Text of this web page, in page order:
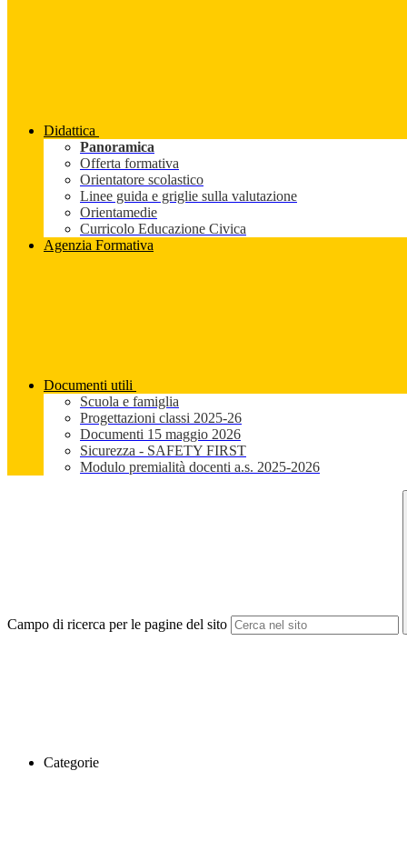
Didattica
Panoramica
Offerta formativa
Orientatore scolastico
Linee guida e griglie sulla valutazione
Orientamedie
Curricolo Educazione Civica
Agenzia Formativa
Documenti utili
Scuola e famiglia
Progettazioni classi 2025-26
Documenti 15 maggio 2026
Sicurezza - SAFETY FIRST
Modulo premialità docenti a.s. 2025-2026
Campo di ricerca per le pagine del sito
Categorie